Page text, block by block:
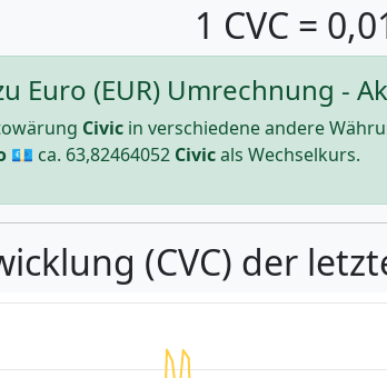
1 CVC =
Euro (EUR) Umrechnung -
Civic in verschiedene andere
💶 ca. 63,82464052 Civicals Wechselkurs.
(CVC) der